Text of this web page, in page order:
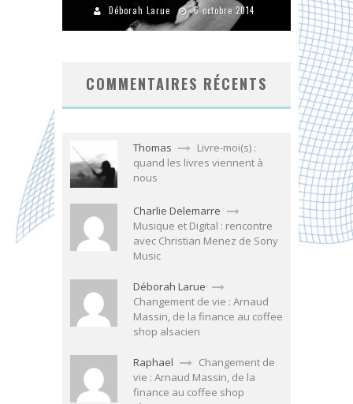
Déborah Larue 6 octobre 2014
COMMENTAIRES RÉCENTS
Thomas
Livre-moi(s) :
quand les livres viennent à
nous
Charlie Delemarre
Musique et Digital : rencontre
avec Christian Menez de Sony
Music
Déborah Larue
Changement de vie : Arnaud
Massin, de la finance au coffee
shop alsacien
Raphael
Changement de
vie : Arnaud Massin, de la
finance au coffee shop